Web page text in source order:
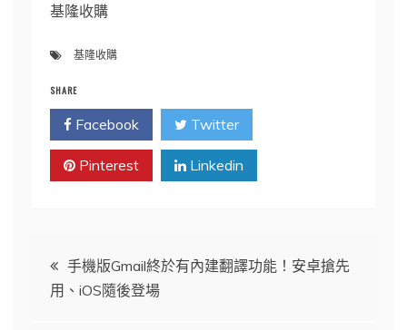
基隆收購
基隆收購
SHARE
Facebook Twitter
Pinterest Linkedin
文
章
手機版Gmail終於有內建翻譯功能！安卓搶先
用、iOS隨後登場